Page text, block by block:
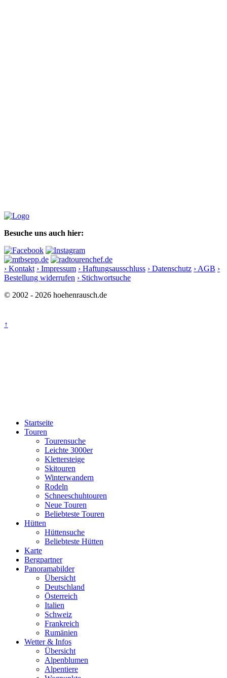
Besuche uns auch hier:
› Kontakt › Impressum › Haftungsausschluss › Datenschutz › AGB ›
Bestellung widerrufen › Stichwortsuche
© 2002 - 2026 hoehenrausch.de
↑
Startseite
Touren
Tourensuche
Leichte 3000er
Klettersteige
Skitouren
Winterwandern
Rodeln
Schneeschuhtouren
Neue Touren
Beliebteste Touren
Hütten
Hüttensuche
Beliebteste Hütten
Karte
Bergpartner
Panoramabilder
Übersicht
Deutschland
Österreich
Italien
Schweiz
Frankreich
Rumänien
Wetter & Infos
Übersicht
Alpenblumen
Alpentiere